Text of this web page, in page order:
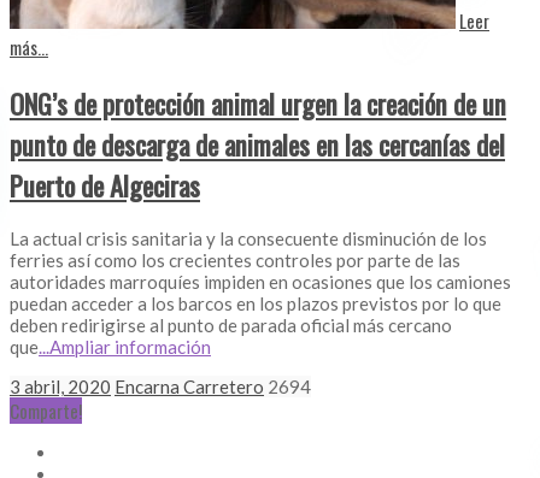
Leer
más...
ONG’s de protección animal urgen la creación de un
punto de descarga de animales en las cercanías del
Puerto de Algeciras
La actual crisis sanitaria y la consecuente disminución de los
ferries así como los crecientes controles por parte de las
autoridades marroquíes impiden en ocasiones que los camiones
puedan acceder a los barcos en los plazos previstos por lo que
deben redirigirse al punto de parada oficial más cercano
que...Ampliar información
3 abril, 2020 Encarna Carretero 2694
Comparte!